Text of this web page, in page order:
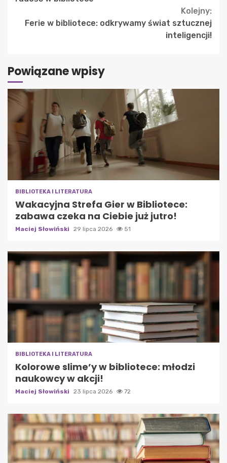
Kolejny:
Ferie w bibliotece: odkrywamy świat sztucznej
inteligencji!
Powiązane wpisy
BIBLIOTEKA I LITERATURA
Wakacyjna Strefa Gier w Bibliotece:
zabawa czeka na Ciebie już jutro!
Maciej Słowiński 29 lipca 2026 51
BIBLIOTEKA I LITERATURA
Kolorowe slime’y w bibliotece: młodzi
naukowcy w akcji!
Maciej Słowiński 23 lipca 2026 72